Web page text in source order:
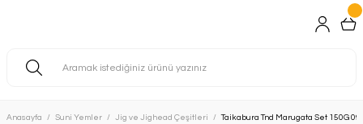
Anasayfa Suni Yemler Jig ve Jighead Çeşitleri Taikabura Tnd Marugata Set 150G 09